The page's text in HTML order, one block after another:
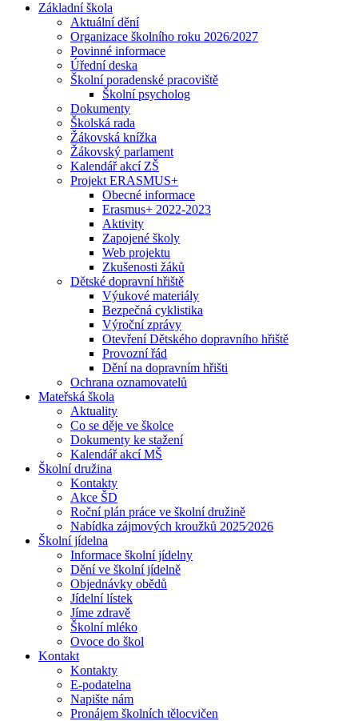
Základní škola
Aktuální dění
Organizace školního roku 2026/2027
Povinné informace
Úřední deska
Školní poradenské pracoviště
Školní psycholog
Dokumenty
Školská rada
Žákovská knížka
Žákovský parlament
Kalendář akcí ZŠ
Projekt ERASMUS+
Obecné informace
Erasmus+ 2022-2023
Aktivity
Zapojené školy
Web projektu
Zkušenosti žáků
Dětské dopravní hřiště
Výukové materiály
Bezpečná cyklistika
Výroční zprávy
Otevření Dětského dopravního hřiště
Provozní řád
Dění na dopravním hřišti
Ochrana oznamovatelů
Mateřská škola
Aktuality
Co se děje ve školce
Dokumenty ke stažení
Kalendář akcí MŠ
Školní družina
Kontakty
Akce ŠD
Roční plán práce ve školní družině
Nabídka zájmových kroužků 2025⁄2026
Školní jídelna
Informace školní jídelny
Dění ve školní jídelně
Objednávky obědů
Jídelní lístek
Jíme zdravě
Školní mléko
Ovoce do škol
Kontakt
Kontakty
E-podatelna
Napište nám
Pronájem školních tělocvičen